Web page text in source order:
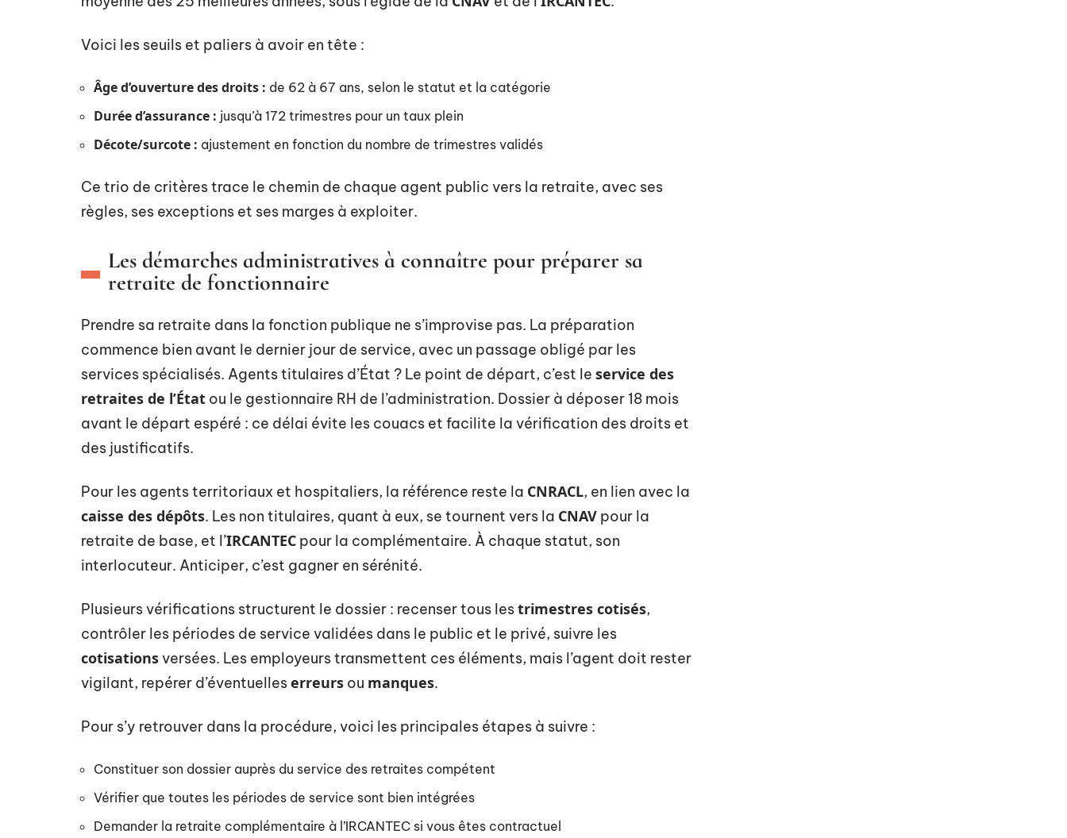
Voici les seuils et paliers à avoir en tête :
Âge d’ouverture des droits : de 62 à 67 ans, selon le statut et la catégorie
Durée d’assurance : jusqu’à 172 trimestres pour un taux plein
Décote/surcote : ajustement en fonction du nombre de trimestres validés
Ce trio de critères trace le chemin de chaque agent public vers la retraite, avec ses
règles, ses exceptions et ses marges à exploiter.
Les démarches administratives à connaître pour préparer sa
retraite de fonctionnaire
Prendre sa retraite dans la fonction publique ne s’improvise pas. La préparation
commence bien avant le dernier jour de service, avec un passage obligé par les
services spécialisés. Agents titulaires d’État ? Le point de départ, c’est le service des
retraites de l’État ou le gestionnaire RH de l’administration. Dossier à déposer 18 mois
avant le départ espéré : ce délai évite les couacs et facilite la vérification des droits et
des justificatifs.
Pour les agents territoriaux et hospitaliers, la référence reste la CNRACL, en lien avec la
caisse des dépôts. Les non titulaires, quant à eux, se tournent vers la CNAV pour la
retraite de base, et l’IRCANTEC pour la complémentaire. À chaque statut, son
interlocuteur. Anticiper, c’est gagner en sérénité.
Plusieurs vérifications structurent le dossier : recenser tous lestrimestres cotisés,
contrôler les périodes de service validées dans le public et le privé, suivre les
cotisationsversées. Les employeurs transmettent ces éléments, mais l’agent doit rester
vigilant, repérer d’éventuelleserreurs ou manques.
Pour s’y retrouver dans la procédure, voici les principales étapes à suivre :
Constituer son dossier auprès du service des retraites compétent
Vérifier que toutes les périodes de service sont bien intégrées
Demander la retraite complémentaire à l’IRCANTEC si vous êtes contractuel